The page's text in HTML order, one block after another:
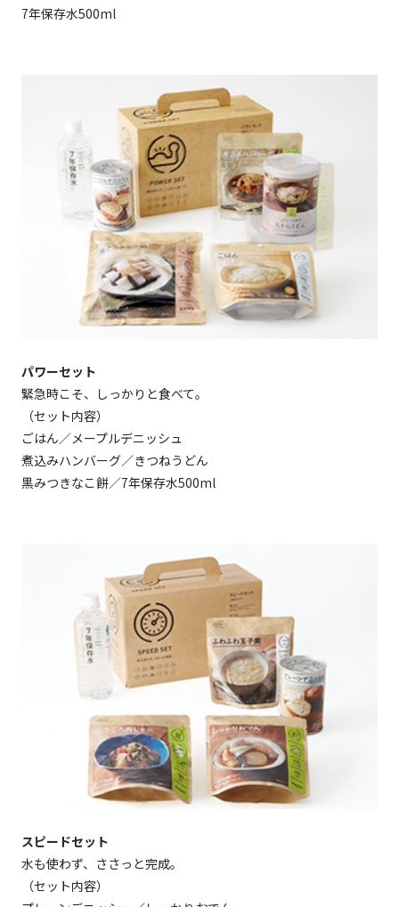
7年保存水500ml
パワーセット
緊急時こそ、しっかりと食べて。
（セット内容）
ごはん／メープルデニッシュ
煮込みハンバーグ／きつねうどん
黒みつきなこ餅／7年保存水500ml
スピードセット
水も使わず、ささっと完成。
（セット内容）